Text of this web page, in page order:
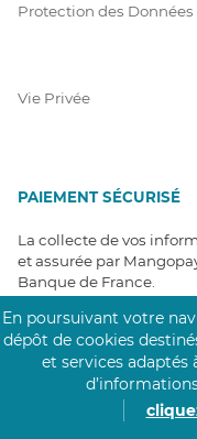
Protection des Données
Vie Privée
PAIEMENT SÉCURISÉ
La collecte de vos
et assurée par
Banque de France.
En poursuivant votre
dépôt de cookies
et services adaptés